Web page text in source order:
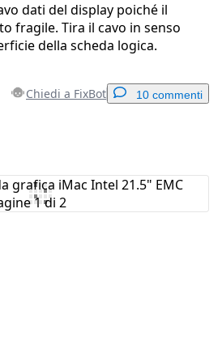
dati del display poiché il
fragile. Tira il cavo in senso
della scheda logica.
Chiedi a FixBot 10 commenti